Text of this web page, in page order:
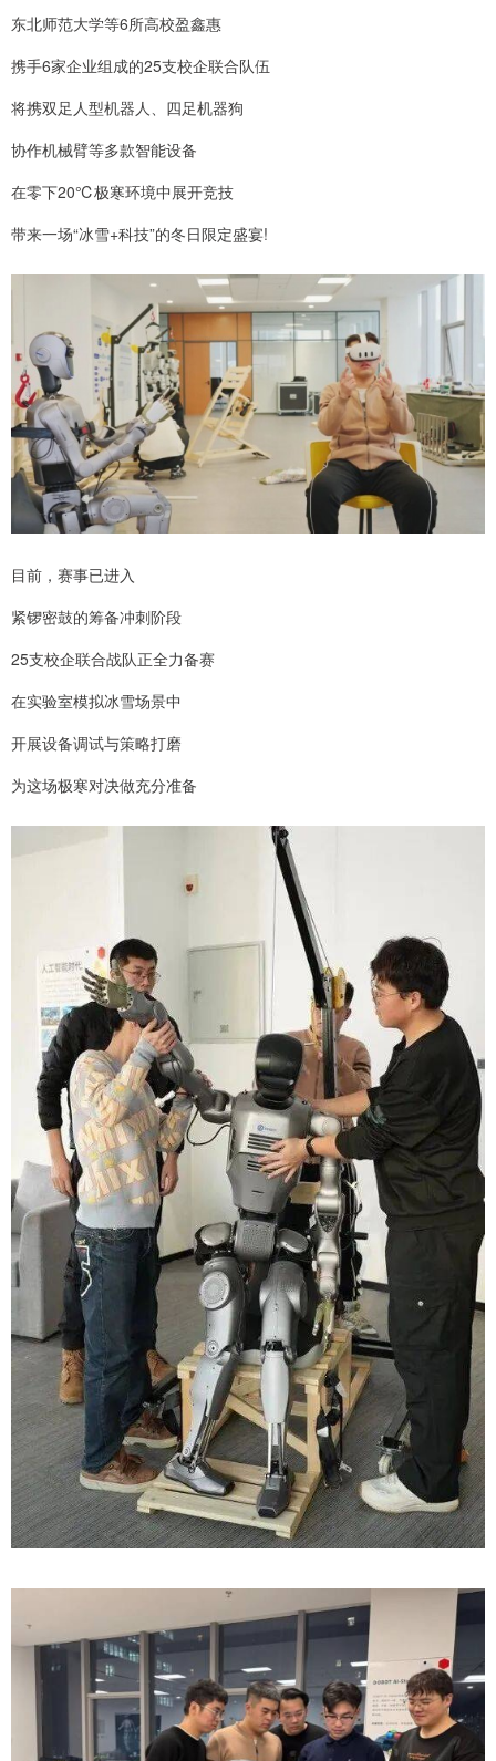
东北师范大学等6所高校盈鑫惠
携手6家企业组成的25支校企联合队伍
将携双足人型机器人、四足机器狗
协作机械臂等多款智能设备
在零下20℃极寒环境中展开竞技
带来一场“冰雪+科技”的冬日限定盛宴!
目前，赛事已进入
紧锣密鼓的筹备冲刺阶段
25支校企联合战队正全力备赛
在实验室模拟冰雪场景中
开展设备调试与策略打磨
为这场极寒对决做充分准备